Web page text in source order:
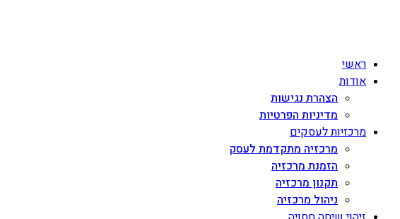
ראשי
אודות
הצהרת נגישות
מדיניות הפרטיות
מרכזיות לעסקים
מרכזיה מתקדמת לעסק
הזמנת מרכזיה
תקנון מרכזיה
ניהול מרכזיה